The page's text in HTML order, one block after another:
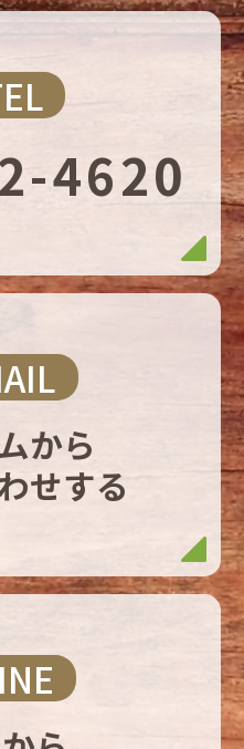
4620
から
せする